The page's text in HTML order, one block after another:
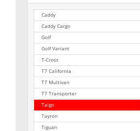
Caddy
Caddy Cargo
Golf
Golf Variant
T-Cross
T7 California
T7 Multivan
T7 Transporter
Taigo
Tayron
Tiguan